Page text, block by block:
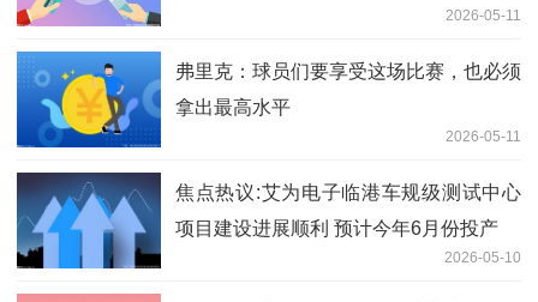
2026-05-11
弗里克：球员们要享受这场比赛，也必须
拿出最高水平
2026-05-11
焦点热议:艾为电子临港车规级测试中心
项目建设进展顺利 预计今年6月份投产
2026-05-10